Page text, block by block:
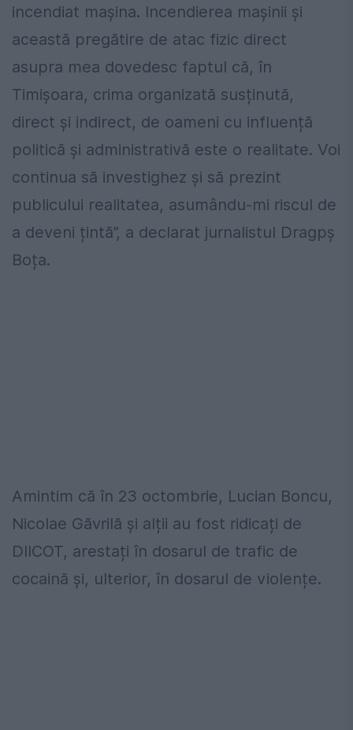
incendiat mașina. Incendierea mașinii și
această pregătire de atac fizic direct
asupra mea dovedesc faptul că, în
Timișoara, crima organizată susținută,
direct și indirect, de oameni cu influență
politică și administrativă este o realitate. Voi
continua să investighez și să prezint
publicului realitatea, asumându-mi riscul de
a deveni țintă”, a declarat jurnalistul Dragpș
Boța.
Amintim că în 23 octombrie, Lucian Boncu,
Nicolae Găvrilă și alții au fost ridicați de
DIICOT, arestați în dosarul de trafic de
cocaină și, ulterior, în dosarul de violențe.